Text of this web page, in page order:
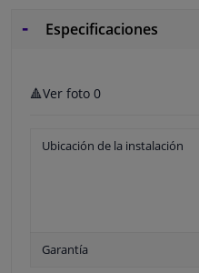
Especificaciones
🔺Ver foto 0
Ubicación de la instalación
Garantía